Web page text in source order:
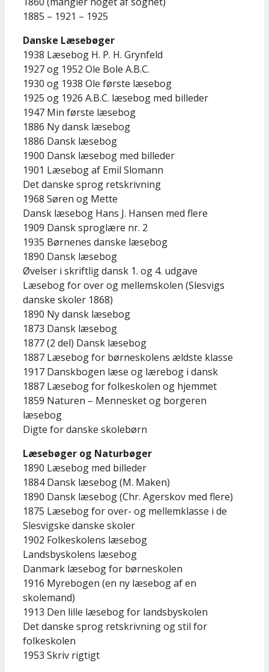
1885 – 1921 – 1925
Danske Læsebøger
1938 Læsebog H. P. H. Grynfeld
1927 og 1952 Ole Bole A.B.C.
1930 og 1938 Ole første læsebog
1925 og 1926 A.B.C. læsebog med billeder
1947 Min første læsebog
1886 Ny dansk læsebog
1886 Dansk læsebog
1900 Dansk læsebog med billeder
1901 Læsebog af Emil Slomann
Det danske sprog retskrivning
1968 Søren og Mette
Dansk læsebog Hans J. Hansen med flere
1909 Dansk sproglære nr. 2
1935 Børnenes danske læsebog
1890 Dansk læsebog
Øvelser i skriftlig dansk 1. og 4. udgave
Læsebog for over og mellemskolen (Slesvigs
danske skoler 1868)
1890 Ny dansk læsebog
1873 Dansk læsebog
1877 (2 del) Dansk læsebog
1887 Læsebog for børneskolens ældste klasse
1917 Danskbogen læse og lærebog i dansk
1887 Læsebog for folkeskolen og hjemmet
1859 Naturen – Mennesket og borgeren
læsebog
Digte for danske skolebørn
Læsebøger og Naturbøger
1890 Læsebog med billeder
1884 Dansk læsebog (M. Maken)
1890 Dansk læsebog (Chr. Agerskov med flere)
1875 Læsebog for over- og mellemklasse i de
Slesvigske danske skoler
1902 Folkeskolens læsebog
Landsbyskolens læsebog
Danmark læsebog for børneskolen
1916 Myrebogen (en ny læsebog af en
skolemand)
1913 Den lille læsebog for landsbyskolen
Det danske sprog retskrivning og stil for
folkeskolen
1953 Skriv rigtigt